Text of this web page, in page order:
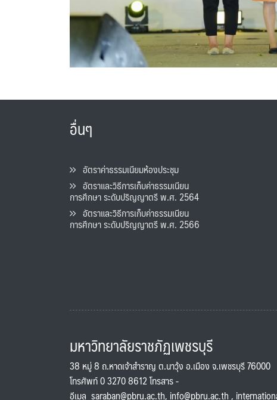
อื่นๆ
อัตราค่าธรรมเนียมห้องประชุม
อัตราและวิธีการเก็บค่าธรรมเนียน
การศึกษา ระดับปริญญาตรี พ.ศ. 2564
อัตราและวิธีการเก็บค่าธรรมเนียน
การศึกษา ระดับปริญญาตรี พ.ศ. 2566
มหาวิทยาลัยราชภัฏเพชรบุรี
38 หมู่ 8 ถ.หาดเจ้าสำราญ ต.นาวุ้ง อ.เมือง จ.เพชรบุรี 76000
โทรศัพท์ 0 3270 8612 โทรสาร -
อีเมล saraban@pbru.ac.th, info@pbru.ac.th,